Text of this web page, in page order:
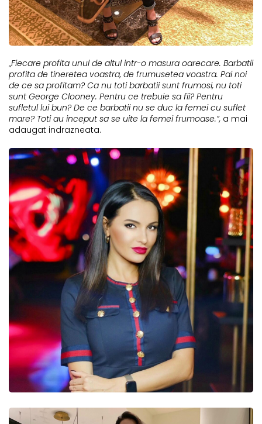
„Fiecare profita unul de altul intr-o masura oarecare. Barbatii
profita de tineretea voastra, de frumusetea voastra. Pai noi
de ce sa profitam? Ca nu toti barbatii sunt frumosi, nu toti
sunt George Clooney. Pentru ce trebuie sa fii? Pentru
sufletul lui bun? De ce barbatii nu se duc la femei cu suflet
mare? Toti au inceput sa se uite la femei frumoase.”, a mai
adaugat indrazneata.